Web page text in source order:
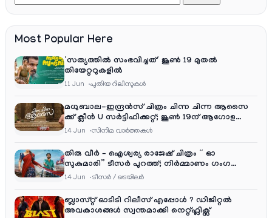
Most Popular Here
‘സത്യത്തിൽ സംഭവിച്ചത്’ ജൂൺ 19 മുതൽ
തിയേറ്ററുകളിൽ
11 Jun പുതിയ റിലീസുകള്‍
മധുബാല-ഇന്ദ്രൻസ് ചിത്രം ചിന്ന ചിന്ന ആസൈ
ക്ക് ക്ലീൻ U സർട്ടിഫിക്കറ്റ്; ജൂൺ 19ന് ആഗോള
റിലീസ്
14 Jun സിനിമ വാര്‍ത്തകള്‍
തിരു വീർ – ഐശ്വര്യ രാജേഷ് ചിത്രം ” ഓ
സുകുമാരി” ടീസർ പുറത്ത്; നിർമ്മാണം ഗംഗ
എന്റർടൈൻമെന്റ്‌സ്
14 Jun ടീസര്‍ / ട്രെയിലര്‍
ബ്ലാസ്റ്റ് ഓടിടി റിലീസ് എപ്പോൾ ? ഡിജിറ്റൽ
അവകാശങ്ങൾ സ്വന്തമാക്കി നെറ്റ്ഫ്ലിക്സ്